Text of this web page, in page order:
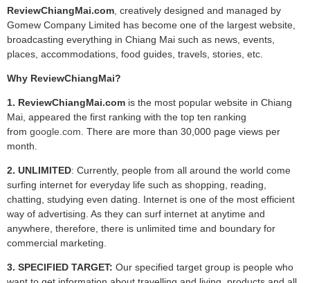
ReviewChiangMai.com creatively designed and managed by
Gomew Company Limited has become one of the largest website,
broadcasting everything in Chiang Mai such as news, events,
places, accommodations, food guides, travels, stories, etc.
Why ReviewChiangMai?
1. ReviewChiangMai.com is the most popular website in Chiang
Mai, appeared the first ranking with the top ten ranking
from google.com . There are more than 30,000 page views per
month.
2. UNLIMITED: Currently, people from all around the world come
surfing internet for everyday life such as shopping, reading,
chatting, studying even dating. Internet is one of the most efficient
way of advertising. As they can surf internet at anytime and
anywhere, therefore, there is unlimited time and boundary for
commercial marketing.
3. SPECIFIED TARGET: Our specified target group is people who